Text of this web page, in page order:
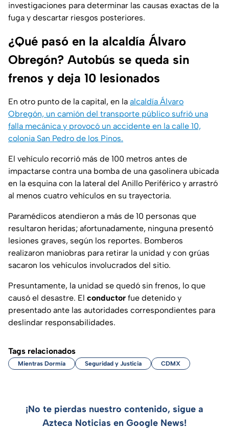
investigaciones para determinar las causas exactas de la
fuga y descartar riesgos posteriores.
¿Qué pasó en la alcaldía Álvaro
Obregón? Autobús se queda sin
frenos y deja 10 lesionados
En otro punto de la capital, en la alcaldía Álvaro
Obregón, un camión del transporte público sufrió una
falla mecánica y provocó un accidente en la calle 10,
colonia San Pedro de los Pinos.
El vehículo recorrió más de 100 metros antes de
impactarse contra una bomba de una gasolinera ubicada
en la esquina con la lateral del Anillo Periférico y arrastró
al menos cuatro vehículos en su trayectoria.
Paramédicos atendieron a más de 10 personas que
resultaron heridas; afortunadamente, ninguna presentó
lesiones graves, según los reportes. Bomberos
realizaron maniobras para retirar la unidad y con grúas
sacaron los vehículos involucrados del sitio.
Presuntamente, la unidad se quedó sin frenos, lo que
causó el desastre. El conductor fue detenido y
presentado ante las autoridades correspondientes para
deslindar responsabilidades.
Tags relacionados
Mientras Dormía Seguridad y Justicia CDMX
¡No te pierdas nuestro contenido, sigue a
Azteca Noticias en Google News!